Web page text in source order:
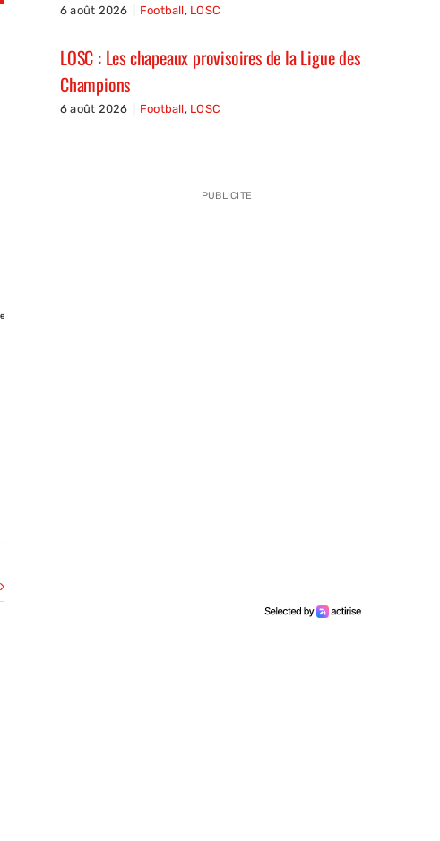
6 août 2026 Football, LOSC
LOSC : Les chapeaux provisoires de la Ligue des
Champions
6 août 2026 Football, LOSC
PUBLICITE